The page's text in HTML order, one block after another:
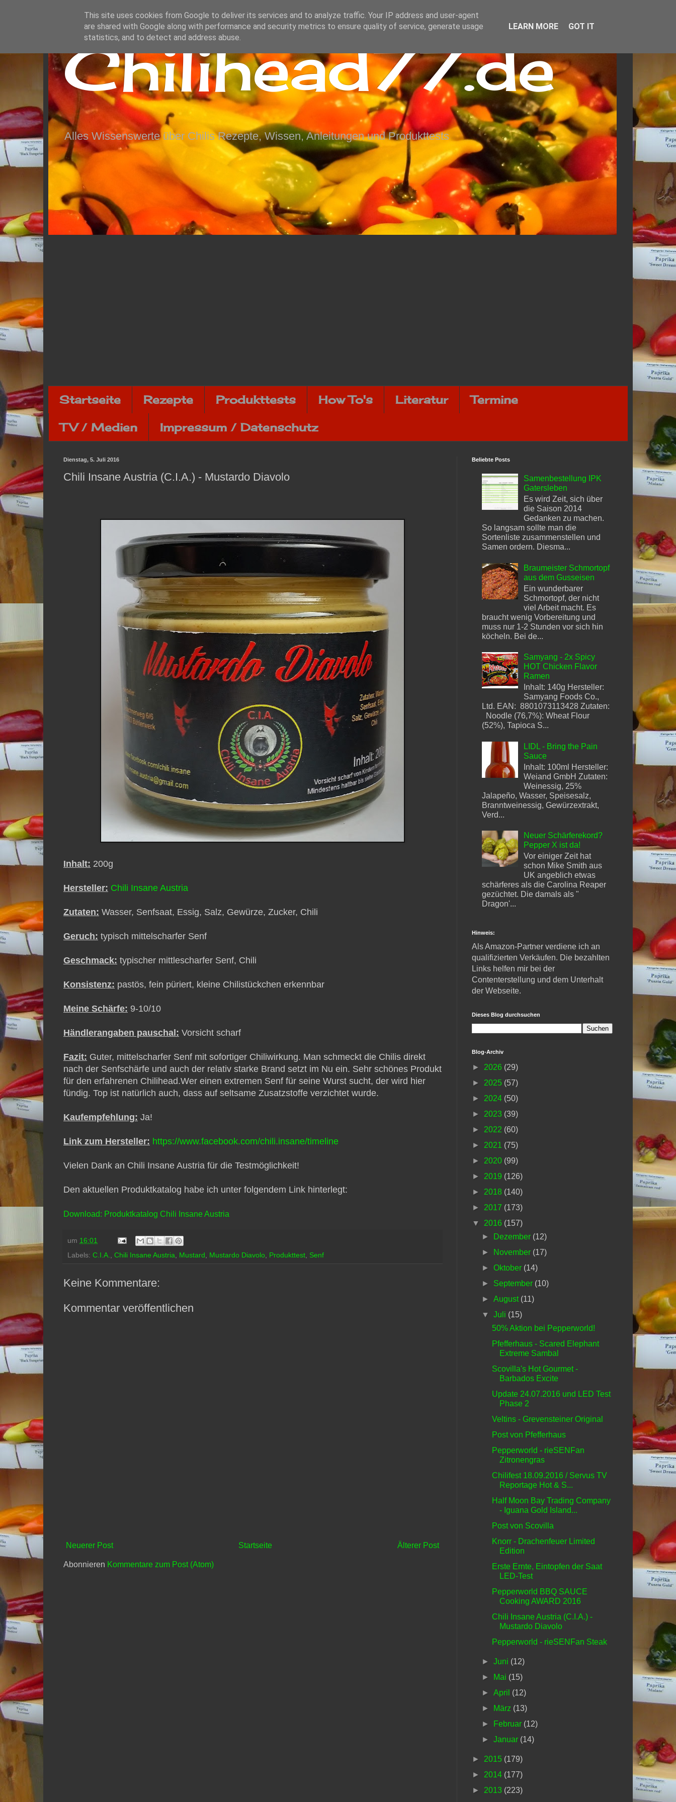
Chilihead77.de
Alles Wissenswerte über Chilis Rezepte, Wissen, Anleitungen und Produkttests
Startseite Rezepte Produkttests How To's Literatur Termine
TV / Medien Impressum / Datenschutz
Dienstag, 5. Juli 2016
Chili Insane Austria (C.I.A.) - Mustardo Diavolo
Inhalt: 200g
Hersteller: Chili Insane Austria
Zutaten: Wasser, Senfsaat, Essig, Salz, Gewürze, Zucker, Chili
Geruch: typisch mittelscharfer Senf
Geschmack: typischer mittlescharfer Senf, Chili
Konsistenz: pastös, fein püriert, kleine Chilistückchen erkennbar
Meine Schärfe: 9-10/10
Händlerangaben pauschal: Vorsicht scharf
Fazit: Guter, mittelscharfer Senf mit sofortiger Chiliwirkung. Man schmeckt die Chilis direkt
nach der Senfschärfe und auch der relativ starke Brand setzt im Nu ein. Sehr schönes Produkt
für den erfahrenen Chilihead.Wer einen extremen Senf für seine Wurst sucht, der wird hier
fündig. Top ist natürlich auch, dass auf seltsame Zusatzstoffe verzichtet wurde.
Kaufempfehlung: Ja!
Link zum Hersteller: https://www.facebook.com/chili.insane/timeline
Vielen Dank an Chili Insane Austria für die Testmöglichkeit!
Den aktuellen Produktkatalog habe ich unter folgendem Link hinterlegt:
Download: Produktkatalog Chili Insane Austria
um 16:01
Labels: C.I.A. Chili Insane Austria Mustard Mustardo Diavolo Produkttest Senf
Keine Kommentare:
Kommentar veröffentlichen
Neuerer Post Älterer Post
Startseite
Abonnieren Kommentare zum Post (Atom)
Beliebte Posts
Samenbestellung IPK
Gatersleben
Es wird Zeit, sich über
die Saison 2014
Gedanken zu machen.
So langsam sollte man die
Sortenliste zusammenstellen und
Samen ordern. Diesma...
Braumeister Schmortopf
aus dem Gusseisen
Ein wunderbarer
Schmortopf, der nicht
viel Arbeit macht. Es
braucht wenig Vorbereitung und
muss nur 1-2 Stunden vor sich hin
köcheln. Bei de...
Samyang - 2x Spicy
HOT Chicken Flavor
Ramen
Inhalt: 140g Hersteller:
Samyang Foods Co.,
Ltd. EAN: 8801073113428 Zutaten:
Noodle (76,7%): Wheat Flour
(52%), Tapioca S...
LIDL - Bring the Pain
Sauce
Inhalt: 100ml Hersteller:
Weiand GmbH Zutaten:
Weinessig, 25%
Jalapeño, Wasser, Speisesalz,
Branntweinessig, Gewürzextrakt,
Verd...
Neuer Schärferekord?
Pepper X ist da!
Vor einiger Zeit hat
schon Mike Smith aus
UK angeblich etwas
schärferes als die Carolina Reaper
gezüchtet. Die damals als "
Dragon'...
Hinweis:
Als Amazon-Partner verdiene ich an
qualifizierten Verkäufen. Die bezahlten
Links helfen mir bei der
Contenterstellung und dem Unterhalt
der Webseite.
Dieses Blog durchsuchen
Blog-Archiv
► 2026 (29)
► 2025 (57)
► 2024 (50)
► 2023 (39)
► 2022 (60)
► 2021 (75)
► 2020 (99)
► 2019 (126)
► 2018 (140)
► 2017 (173)
▼ 2016 (157)
►
Dezember (12)
►
November (17)
►Oktober (14)
► September (10)
►August (11)
▼Juli (15)
50% Aktion bei Pepperworld!
Pfefferhaus - Scared Elephant
Extreme Sambal
Scovilla's Hot Gourmet -
Barbados Excite
Update 24.07.2016 und LED Test
Phase 2
Veltins - Grevensteiner Original
Post von Pfefferhaus
Pepperworld - rieSENFan
Zitronengras
Chilifest 18.09.2016 / Servus TV
Reportage Hot & S...
Half Moon Bay Trading Company
- Iguana Gold Island...
Post von Scovilla
Knorr - Drachenfeuer Limited
Edition
Erste Ernte, Eintopfen der Saat
LED-Test
Pepperworld BBQ SAUCE
Cooking AWARD 2016
Chili Insane Austria (C.I.A.) -
Mustardo Diavolo
Pepperworld - rieSENFan Steak
►Juni (12)
►
Mai (15)
►April (12)
►
März (13)
►
Februar (12)
►Januar (14)
► 2015 (179)
► 2014 (177)
► 2013 (223)
This site uses cookies from Google to deliver its services and to analyze traffic. Your IP address and user-agent
are shared with Google along with performance and security metrics to ensure quality of service, generate usage
statistics, and to detect and address abuse.
LEARN MORE GOT IT